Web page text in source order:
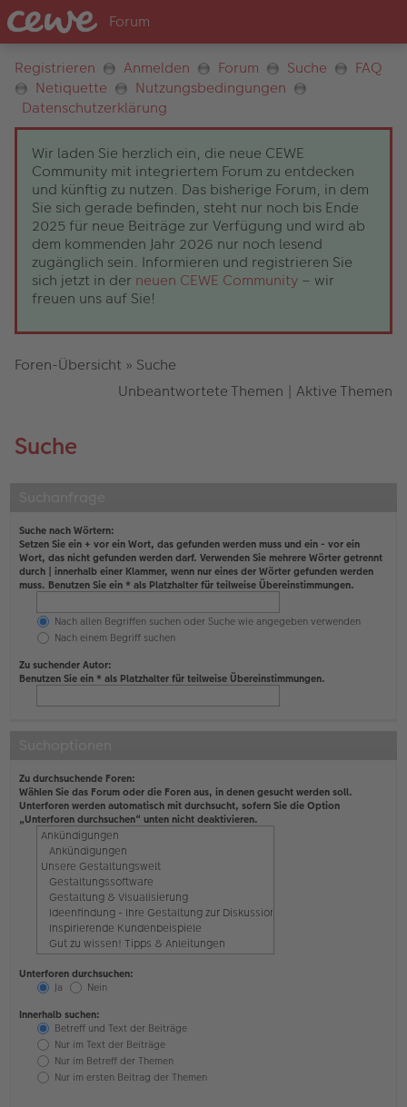
Registrieren Anmelden Forum Suche
FAQ
Netiquette
Nutzungsbedingungen
Datenschutzerklärung
Wir laden Sie herzlich ein, die neue CEWE
Community mit integriertem Forum zu entdecken
und künftig zu nutzen. Das bisherige Forum, in dem
Sie sich gerade befinden, steht nur noch bis Ende
2025 für neue Beiträge zur Verfügung und wird ab
dem kommenden Jahr 2026 nur noch lesend
zugänglich sein. Informieren und registrieren Sie
sich jetzt in der neuen CEWE Community – wir
freuen uns auf Sie!
Foren-Übersicht » Suche
Unbeantwortete Themen | Aktive Themen
Suche
Suche nach Wörtern:
Setzen Sie ein + vor ein Wort, das gefunden werden muss und ein - vor ein
Wort, das nicht gefunden werden darf. Verwenden Sie mehrere Wörter getrennt
durch | innerhalb einer Klammer, wenn nur eines der Wörter gefunden werden
muss. Benutzen Sie ein * als Platzhalter für teilweise Übereinstimmungen.
Nach allen Begriffen suchen oder Suche wie angegeben verwenden
Nach einem Begriff suchen
Zu suchender Autor:
Benutzen Sie ein * als Platzhalter für teilweise Übereinstimmungen.
Zu durchsuchende Foren:
Wählen Sie das Forum oder die Foren aus, in denen gesucht werden soll.
Unterforen werden automatisch mit durchsucht, sofern Sie die Option
„Unterforen durchsuchen“ unten nicht deaktivieren.
Unterforen durchsuchen:
Ja
Nein
Innerhalb suchen:
Betreff und Text der Beiträge
Nur im Text der Beiträge
Nur im Betreff der Themen
Nur im ersten Beitrag der Themen